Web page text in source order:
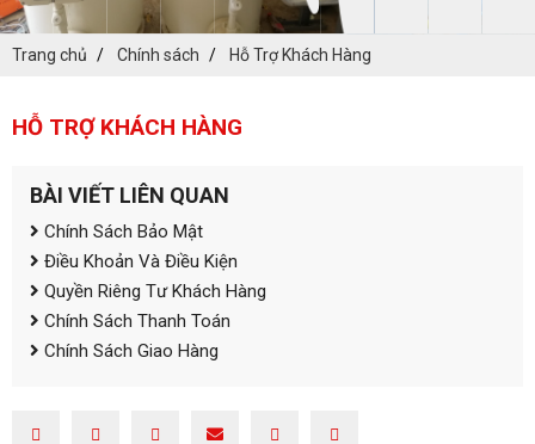
Trang chủ Chính sách Hỗ Trợ Khách Hàng
HỖ TRỢ KHÁCH HÀNG
BÀI VIẾT LIÊN QUAN
Chính Sách Bảo Mật
Điều Khoản Và Điều Kiện
Quyền Riêng Tư Khách Hàng
Chính Sách Thanh Toán
Chính Sách Giao Hàng
ĐĂNG KÝ TƯ VẤN